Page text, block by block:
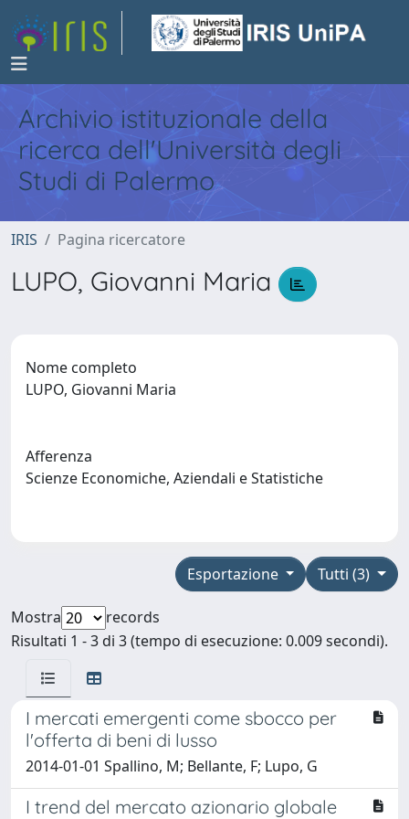
Archivio istituzionale della
ricerca dell'Università degli
Studi di Palermo
IRIS Pagina ricercatore
LUPO, Giovanni Maria
Nome completo
LUPO, Giovanni Maria
Afferenza
Scienze Economiche, Aziendali e Statistiche
Tutti (3)
Esportazione
Mostra
records
Risultati 1 - 3 di 3 (tempo di esecuzione: 0.009 secondi).
I mercati emergenti come sbocco per
l'offerta di beni di lusso
2014-01-01 Spallino, M; Bellante, F; Lupo, G
I trend del mercato azionario globale